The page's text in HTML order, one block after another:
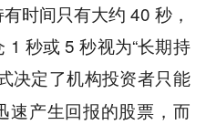
时间只有大约 40 秒，
1 秒或 5 秒视为“长期持
决定了机构投资者只能
速产生回报的股票，而